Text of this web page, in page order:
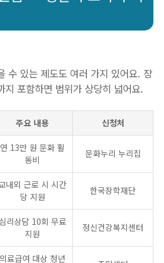
수 있는 제도도 여러 가지 있어요. 장
지 포함하면 범위가 상당히 넓어요.
주요 내용 신청처
연 13만 원 문화 활
동비
문화누리 누리집
내외 근로 시 시간
당 지원
한국장학재단
심리상담 10회 무료
지원
정신건강복지센터
의료급여 대상 청년